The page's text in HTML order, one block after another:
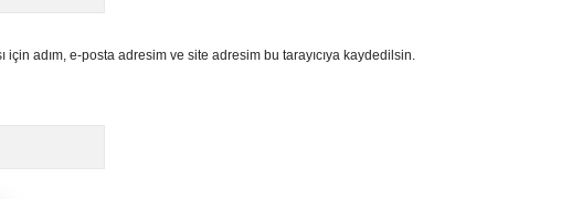
için adım, e-posta adresim ve site adresim bu tarayıcıya kaydedilsin.